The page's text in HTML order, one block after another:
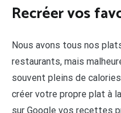
Recréer vos
Nous avons tous nos
restaurants, mais
souvent pleins de
créer votre propre plat à
sur Google vos recettes